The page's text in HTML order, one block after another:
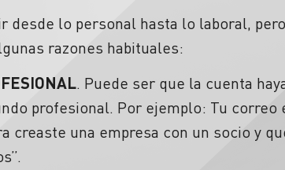
desde lo personal hasta lo laboral,
razones habituales:
. Puede ser que la cuenta
profesional. Por ejemplo: Tu correo
creaste una empresa con un socio y